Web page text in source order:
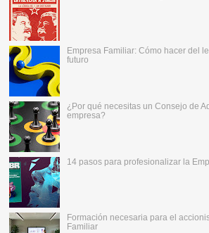
Empresa Familiar: Cómo hacer del
futuro
¿Por qué necesitas un Consejo de
empresa?
14 pasos para profesionalizar la
Formación necesaria para el
Familiar